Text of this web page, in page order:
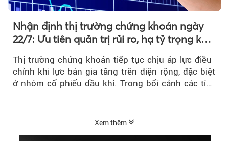
Nhận định thị trường chứng khoán ngày
22/7: Ưu tiên quản trị rủi ro, hạ tỷ trọng khi
Thị trường chứng khoán tiếp tục chịu áp lực điều
chỉnh khi lực bán gia tăng trên diện rộng, đặc biệt
ở nhóm cổ phiếu dầu khí. Trong bối cảnh các tín
Xem thêm